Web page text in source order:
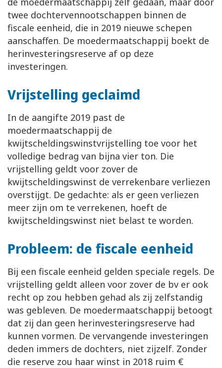
twee dochtervennootschappen binnen de
fiscale eenheid, die in 2019 nieuwe schepen
aanschaffen. De moedermaatschappij boekt de
herinvesteringsreserve af op deze
investeringen.
Vrijstelling geclaimd
In de aangifte 2019 past de
moedermaatschappij de
kwijtscheldingswinstvrijstelling toe voor het
volledige bedrag van bijna vier ton. Die
vrijstelling geldt voor zover de
kwijtscheldingswinst de verrekenbare verliezen
overstijgt. De gedachte: als er geen verliezen
meer zijn om te verrekenen, hoeft de
kwijtscheldingswinst niet belast te worden.
Probleem: de fiscale eenheid
Bij een fiscale eenheid gelden speciale regels. De
vrijstelling geldt alleen voor zover de bv er ook
recht op zou hebben gehad als zij zelfstandig
was gebleven. De moedermaatschappij betoogt
dat zij dan geen herinvesteringsreserve had
kunnen vormen. De vervangende investeringen
deden immers de dochters, niet zijzelf. Zonder
die reserve zou haar winst in 2018 ruim €